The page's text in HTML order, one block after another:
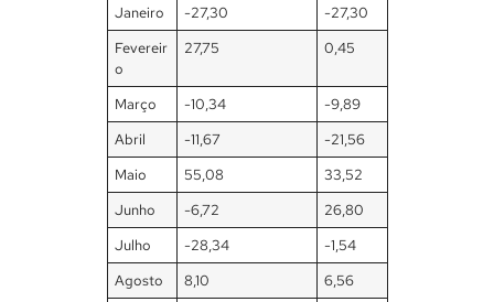
Janeiro
-27,30
-27,30
Fevereir
o
27,75 0,45
Março -10,34
-9,89
Abril
-11,67
-21,56
Maio
55,08
33,52
Junho
-6,72
26,80
Julho
-28,34
-1,54
Agosto
8,10
6,56